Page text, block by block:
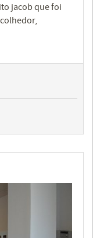
jacob que foi